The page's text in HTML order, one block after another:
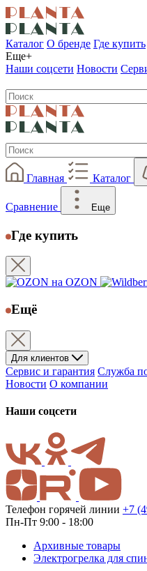
Каталог О бренде Где купить
Еще+
Наши соцсети Новости
Главная Каталог
Сравнение Еще
Где купить
на OZON
Ещё
Для клиентов
Сервис и гарантия Служба
Новости О компании
Наши соцсети
Телефон горячей линии +7
Пн-Пт 9:00 - 18:00
Архивные товары
Электрогрелка для